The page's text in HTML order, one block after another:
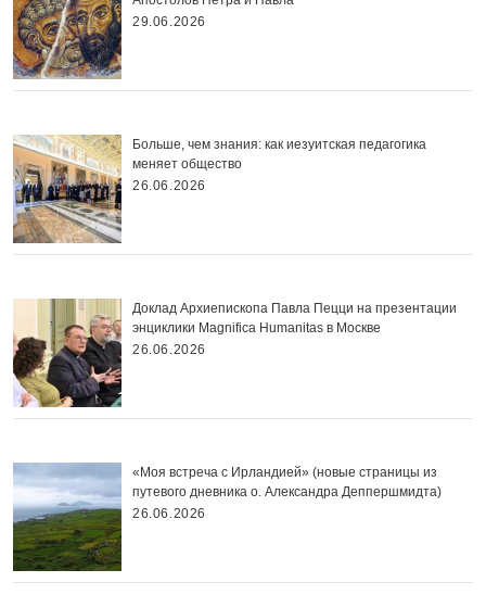
29.06.2026
Больше, чем знания: как иезуитская педагогика
меняет общество
26.06.2026
Доклад Архиепископа Павла Пецци на презентации
энциклики Magnifica Нumanitas в Москве
26.06.2026
«Моя встреча с Ирландией» (новые страницы из
путевого дневника о. Александра Деппершмидта)
26.06.2026